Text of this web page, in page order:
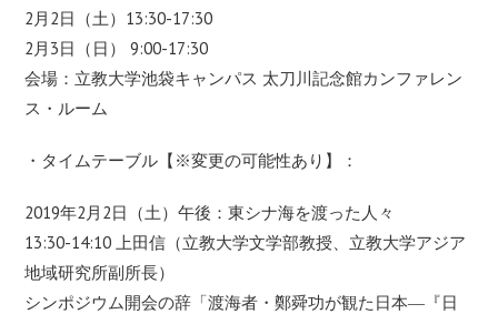
2月2日（土）13:30-17:30
2月3日（日） 9:00-17:30
会場：立教大学池袋キャンパス 太刀川記念館カンファレン
ス・ルーム
・タイムテーブル【※変更の可能性あり】：
2019年2月2日（土）午後：東シナ海を渡った人々
13:30-14:10 上田信（立教大学文学部教授、立教大学アジア
地域研究所副所長）
シンポジウム開会の辞「渡海者・鄭舜功が観た日本―『日